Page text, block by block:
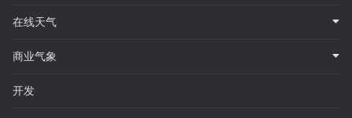
在线天气
商业气象
开发